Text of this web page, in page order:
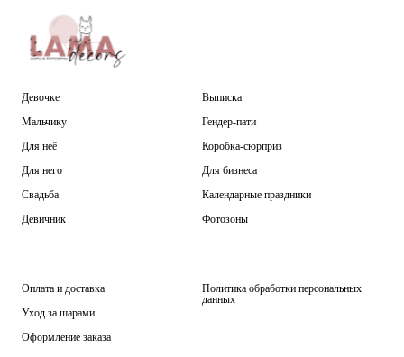
Девочке
Мальчику
Для неё
Для него
Свадьба
Девичник
Выписка
Гендер-пати
Коробка-сюрприз
Для бизнеса
Календарные праздники
Фотозоны
Оплата и доставка
Уход за шарами
Оформление заказа
Политика обработки персональных
данных